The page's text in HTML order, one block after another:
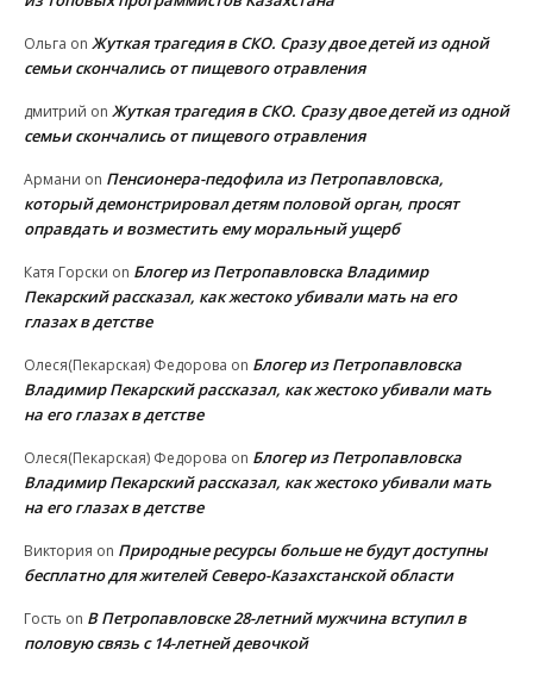
Ольга on Жуткая трагедия в СКО. Сразу двое детей из одной
семьи скончались от пищевого отравления
дмитрий on Жуткая трагедия в СКО. Сразу двое детей из одной
семьи скончались от пищевого отравления
Армани on Пенсионера-педофила из Петропавловска,
который демонстрировал детям половой орган, просят
оправдать и возместить ему моральный ущерб
Катя Горски on Блогер из Петропавловска Владимир
Пекарский рассказал, как жестоко убивали мать на его
глазах в детстве
Олеся(Пекарская) Федорова on Блогер из Петропавловска
Владимир Пекарский рассказал, как жестоко убивали мать
на его глазах в детстве
Олеся(Пекарская) Федорова on Блогер из Петропавловска
Владимир Пекарский рассказал, как жестоко убивали мать
на его глазах в детстве
Виктория on Природные ресурсы больше не будут доступны
бесплатно для жителей Северо-Казахстанской области
Гость on В Петропавловске 28-летний мужчина вступил в
половую связь с 14-летней девочкой